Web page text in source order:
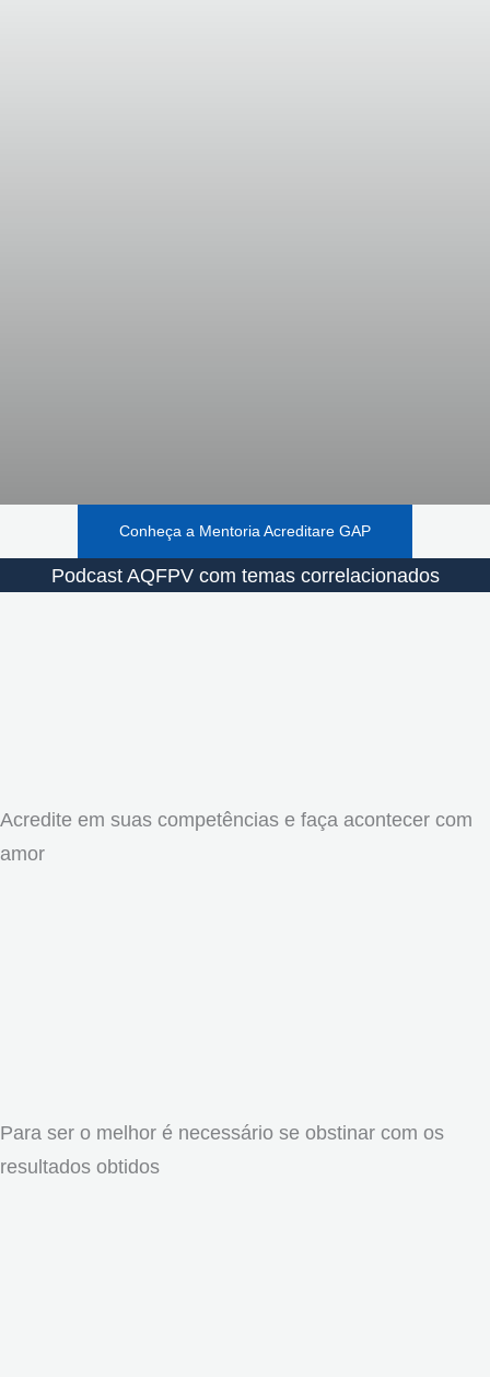
Conheça a Mentoria Acreditare GAP
Podcast AQFPV com temas correlacionados
Acredite em suas competências e faça acontecer com
amor
Para ser o melhor é necessário se obstinar com os
resultados obtidos